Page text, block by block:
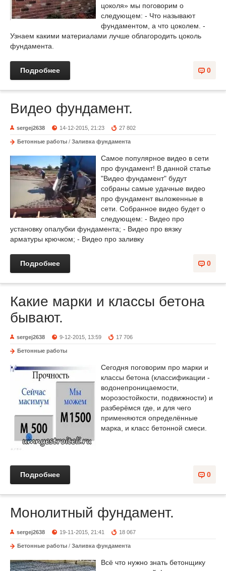
цоколя» мы поговорим о
следующем: - Что называют
фундаментом, а что цоколем. -
Узнаем какими материалами лучше облагородить цоколь
фундамента.
0
Подробнее
Видео фундамент.
sergej2638 14-12-2015, 21:23 27 802
Бетонные работы / Заливка фундамента
Самое популярное видео в сети
про фундамент! В данной статье
"Видео фундамент" будут
собраны самые удачные видео
про фундамент выложенные в
сети. Собранное видео будет о
следующем: - Видео про
установку опалубки фундамента; - Видео про вязку
арматуры крючком; - Видео про заливку
0
Подробнее
Какие марки и классы бетона
бывают.
sergej2638 9-12-2015, 13:59 17 706
Бетонные работы
Сегодня поговорим про марки и
классы бетона (классификации -
водонепроницаемости,
морозостойкости, подвижности) и
разберёмся где, и для чего
применяются определённые
марка, и класс бетонной смеси.
0
Подробнее
Монолитный фундамент.
sergej2638 19-11-2015, 21:41 18 067
Бетонные работы / Заливка фундамента
Всё что нужно знать бетонщику